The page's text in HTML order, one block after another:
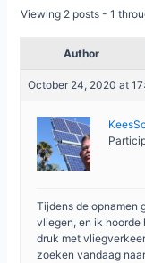
Viewing 2 posts - 1
Author
October 24, 2020 at
Tijdens de opnamen
vliegen, en ik
druk met
zoeken vandaag